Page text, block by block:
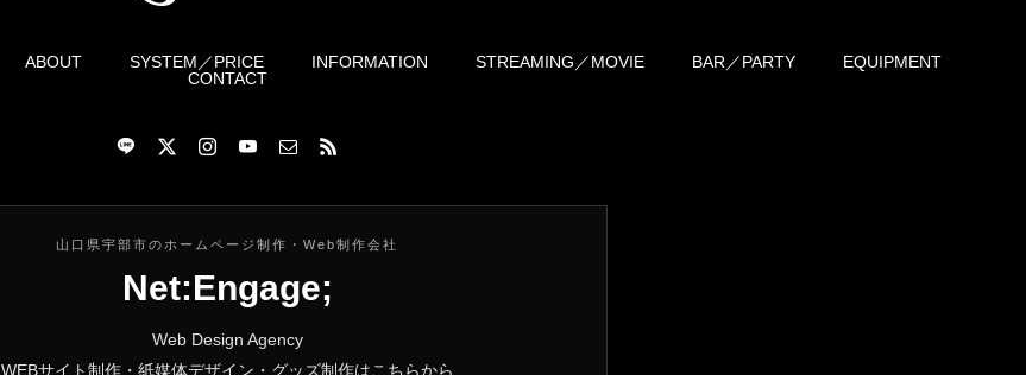
ABOUT SYSTEM／PRICE INFORMATION STREAMING／MOVIE BAR／PARTY
EQUIPMENT
CONTACT
山口県宇部市のホームページ制作・Web制作会社
Net:Engage;
Web Design Agency
WEBサイト制作・紙媒体デザイン・グッズ制作はこちらから